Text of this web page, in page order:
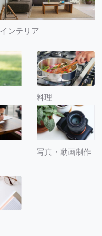
インテリア
料理
写真・動画制作